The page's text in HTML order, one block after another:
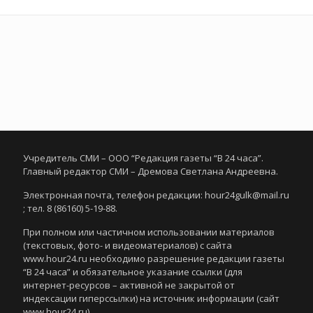
Учредитель СМИ – ООО “Редакция газеты “В 24 часа”.
Главный редактор СМИ – Дремова Светлана Андреевна.
Электронная почта, телефон редакции: hour24gulk@mail.ru
; тел. 8 (86160) 5-19-88.
При полном или частичном использовании материалов
(текстовых, фото- и видеоматериалов) с сайта
www.hour24.ru необходимо разрешение редакции газеты
“В 24 часа” и обязательное указание ссылки (для
интернет-ресурсов – активной не закрытой от
индексации гиперссылки) на источник информации (сайт